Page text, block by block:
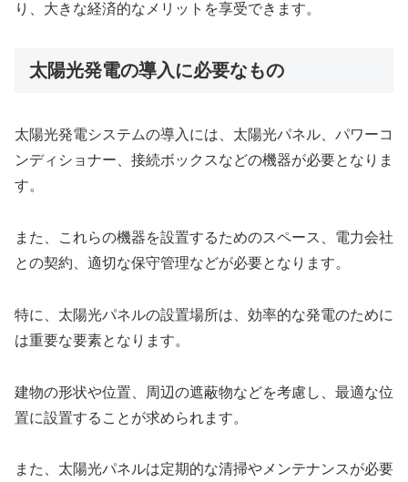
り、大きな経済的なメリットを享受できます。
太陽光発電の導入に必要なもの
太陽光発電システムの導入には、太陽光パネル、パワーコ
ンディショナー、接続ボックスなどの機器が必要となりま
す。
また、これらの機器を設置するためのスペース、電力会社
との契約、適切な保守管理などが必要となります。
特に、太陽光パネルの設置場所は、効率的な発電のために
は重要な要素となります。
建物の形状や位置、周辺の遮蔽物などを考慮し、最適な位
置に設置することが求められます。
また、太陽光パネルは定期的な清掃やメンテナンスが必要